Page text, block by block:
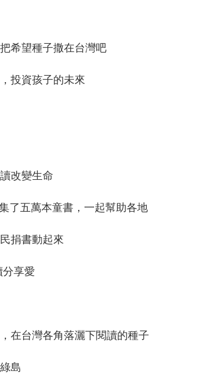
希望種子撒在台灣吧
投資孩子的未來
改變生命
了五萬本童書，一起幫助各地
捐書動起來
分享愛
在台灣各角落灑下閱讀的種子
島